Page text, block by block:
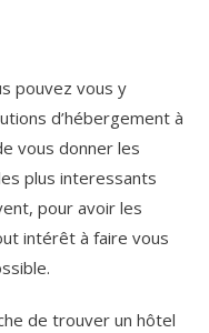
pouvez vous y
d’hébergement à
vous donner les
plus interessants
pour avoir les
intérêt à faire vous
de trouver un hôtel